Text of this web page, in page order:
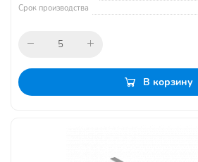
Срок производства
В корзину